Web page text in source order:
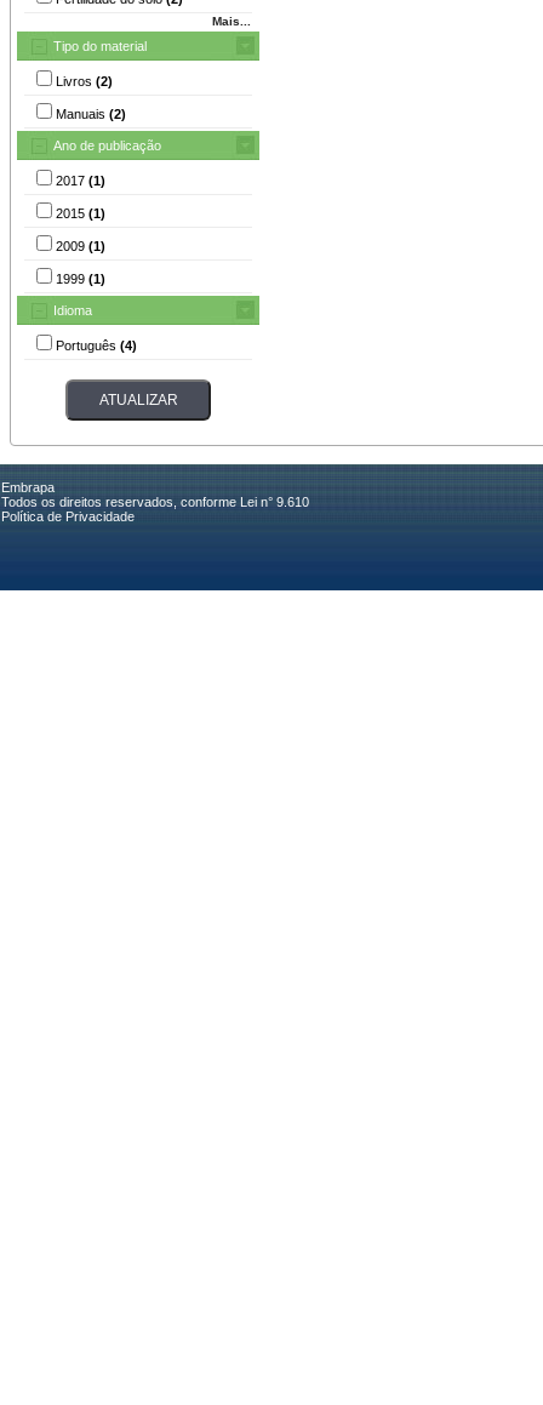
Mais...
Tipo do material
Livros (2)
Manuais (2)
Ano de publicação
2017 (1)
2015 (1)
2009 (1)
1999 (1)
Idioma
Português (4)
Embrapa
Todos os direitos reservados, conforme Lei n° 9.610
Política de Privacidade